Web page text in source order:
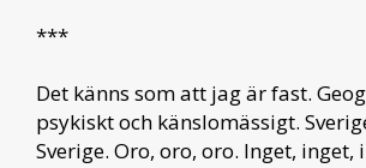
***
Det känns som att jag är fast.
psykiskt och känslomässigt.
Sverige. Oro, oro, oro. Inget, inget,